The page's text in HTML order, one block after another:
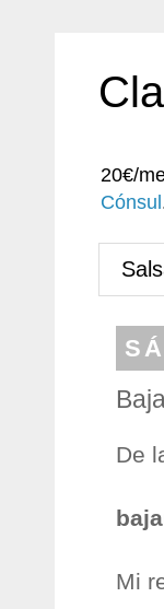
20€/
Cónsul
De
Mi